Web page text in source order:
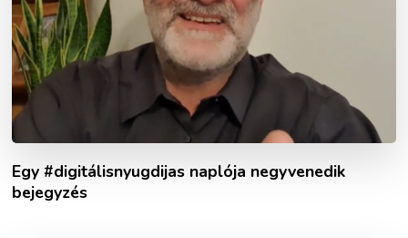
Egy #digitálisnyugdijas naplója negyvenedik
bejegyzés